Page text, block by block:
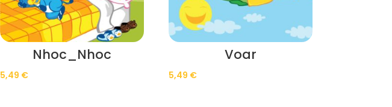
Nhoc_Nhoc
5,49 €
Voar
5,49 €